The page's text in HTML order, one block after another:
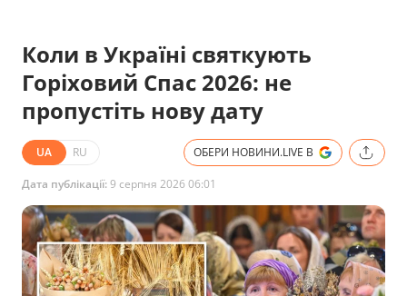
Коли в Україні святкують
Горіховий Спас 2026: не
пропустіть нову дату
UA RU ОБЕРИ НОВИНИ.LIVE В
Дата публікації:9 серпня 2026 06:01